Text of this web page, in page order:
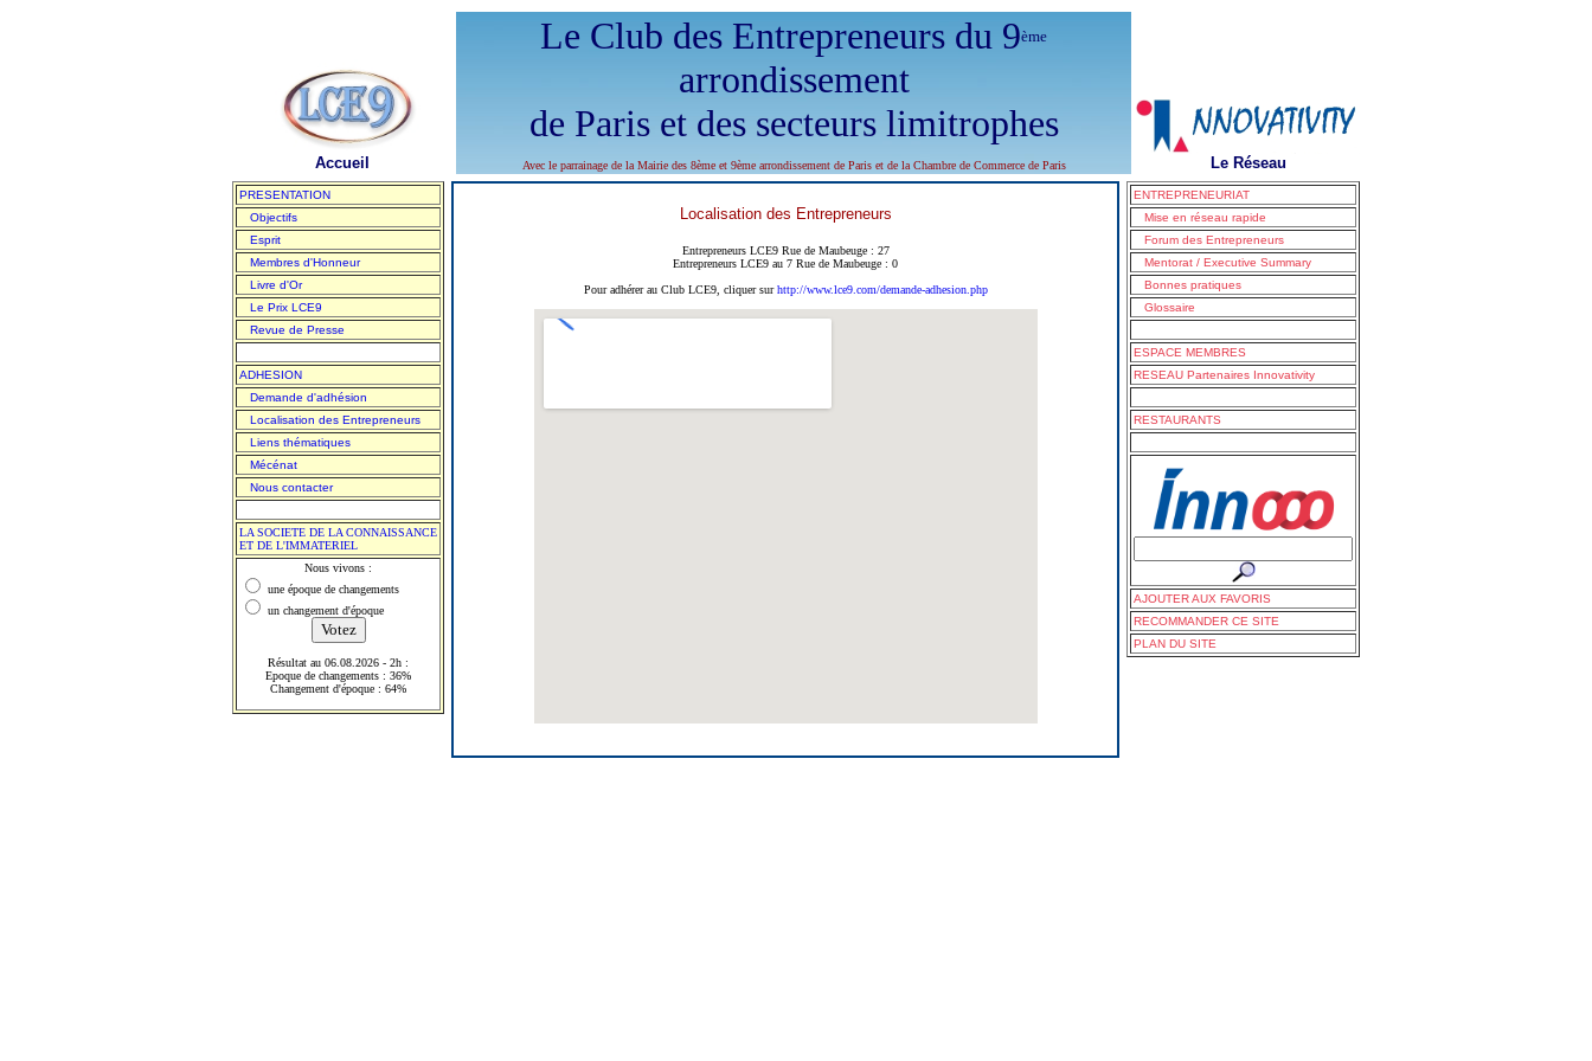
Accueil
Le Club des Entrepreneurs du 9ème
arrondissement
de Paris et des secteurs limitrophes
Avec le parrainage de la Mairie des 8ème et 9ème arrondissement de Paris et de la Chambre de Commerce de Paris Le Réseau
PRESENTATION
Objectifs
Esprit
Membres d'Honneur
Livre d'Or
Le Prix LCE9
Revue de Presse
ADHESION
Demande d'adhésion
Localisation des Entrepreneurs
Liens thématiques
Mécénat
Nous contacter
LA SOCIETE DE LA CONNAISSANCE
ET DE L'IMMATERIEL
Nous vivons :
une époque de changements
un changement d'époque
Résultat au 06.08.2026 - 2h :
Epoque de changements : 36%
Changement d'époque : 64%
Localisation des Entrepreneurs
Entrepreneurs LCE9 Rue de Maubeuge : 27
Entrepreneurs LCE9 au 7 Rue de Maubeuge : 0
Pour adhérer au Club LCE9, cliquer surhttp://www.lce9.com/demande-adhesion.php
ENTREPRENEURIAT
Mise en réseau rapide
Forum des Entrepreneurs
Mentorat / Executive Summary
Bonnes pratiques
Glossaire
ESPACE MEMBRES
RESEAU Partenaires Innovativity
RESTAURANTS
AJOUTER AUX FAVORIS
RECOMMANDER CE SITE
PLAN DU SITE